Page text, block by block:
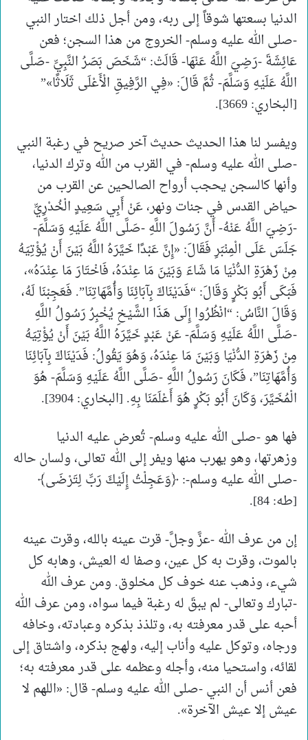
الدنيا بسعتها شوقاً إلى ربه، ومن أجل ذلك اختار النبي
-صلى الله عليه وسلم- الخروج من هذا السجن؛ فعن
عَائِشَةَ -رَضِيَ اللَّهُ عَنْهَا- قَالَتْ: “شَخَصَ بَصَرُ النَّبِيِّ -صَلَّى
اللَّهُ عَلَيْهِ وَسَلَّمَ- ثُمَّ قَالَ: «فِي الرَّفِيقِ الْأَعْلَى ثَلَاثًا»”
[البخاري: 3669].
ويفسر لنا هذا الحديث حديث آخر صريح في رغبة النبي
-صلى الله عليه وسلم- في القرب من الله وترك الدنيا،
وأنها كالسجن يحجب أرواح الصالحين عن القرب من
حياض القدس في جنات ونهر، عَنْ أَبِي سَعِيدٍ الْخُدْرِيِّ
-رَضِيَ اللَّهُ عَنْهُ- أَنَّ رَسُولَ اللَّهِ -صَلَّى اللَّهُ عَلَيْهِ وَسَلَّمَ-
جَلَسَ عَلَى الْمِنْبَرِ فَقَالَ: «إِنَّ عَبْدًا خَيَّرَهُ اللَّهُ بَيْنَ أَنْ يُؤْتِيَهُ
مِنْ زَهْرَةِ الدُّنْيَا مَا شَاءَ وَبَيْنَ مَا عِنْدَهُ، فَاخْتَارَ مَا عِنْدَهُ»،
فَبَكَى أَبُو بَكْرٍ وَقَالَ: “فَدَيْنَاكَ بِآبَائِنَا وَأُمَّهَاتِنَا”. فَعَجِبْنَا لَهُ،
وَقَالَ النَّاسُ: “انْظُرُوا إِلَى هَذَا الشَّيْخِ يُخْبِرُ رَسُولُ اللَّهِ
-صَلَّى اللَّهُ عَلَيْهِ وَسَلَّمَ- عَنْ عَبْدٍ خَيَّرَهُ اللَّهُ بَيْنَ أَنْ يُؤْتِيَهُ
مِنْ زَهْرَةِ الدُّنْيَا وَبَيْنَ مَا عِنْدَهُ، وَهُوَ يَقُولُ: فَدَيْنَاكَ بِآبَائِنَا
وَأُمَّهَاتِنَا”، فَكَانَ رَسُولُ اللَّهِ -صَلَّى اللَّهُ عَلَيْهِ وَسَلَّمَ- هُوَ
الْمُخَيَّرَ، وَكَانَ أَبُو بَكْرٍ هُوَ أَعْلَمَنَا بِهِ. [البخاري: 3904].
فها هو -صلى الله عليه وسلم- تُعرض عليه الدنيا
وزهرتها، وهو يهرب منها ويفر إلى الله تعالى، ولسان حاله
-صلى الله عليه وسلم-: ﴿وَعَجِلْتُ إِلَيْكَ رَبِّ لِتَرْضَى﴾
[طه: 84].
إن من عرف الله -عزَّ وجلَّ- قرت عينه بالله، وقرت عينه
بالموت، وقرت به كل عين، وصفا له العيش، وهابه كل
شيء، وذهب عنه خوف كل مخلوق. ومن عرف الله
-تبارك وتعالى- لم يبقَ له رغبة فيما سواه، ومن عرف الله
أحبه على قدر معرفته به، وتلذذ بذكره وعبادته، وخافه
ورجاه، وتوكل عليه وأناب إليه، ولهج بذكره، واشتاق إلى
لقائه، واستحيا منه، وأجله وعظمه على قدر معرفته به؛
فعن أنس أن النبي -صلى الله عليه وسلم- قال: «اللهم لا
عيش إلا عيش الآخرة».